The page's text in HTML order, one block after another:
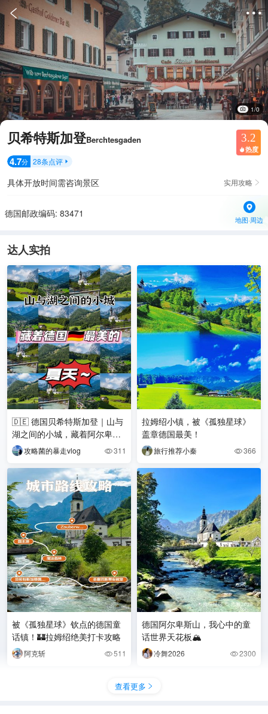
 
1/0
贝希特斯加登Berchtesgaden 3.2
 热度
4.7分 28条点评 
具体开放时间需咨询景区 实用攻略 
德国邮政编码: 83471
地图·周边
达人实拍
🇩🇪 德国贝希特斯加登｜山与
湖之间的小城，藏着阿尔卑斯
的治攻略菌的暴走vlog 311
被《孤独星球》钦点的德国童
话镇！🏰拉姆绍绝美打卡攻略
阿克斩 511
拉姆绍小镇，被《孤独星球》
盖章德国最美！
旅行推荐小秦 366
德国阿尔卑斯山，我心中的童
话世界天花板🏔️
冷舞2026 2300
查看更多 